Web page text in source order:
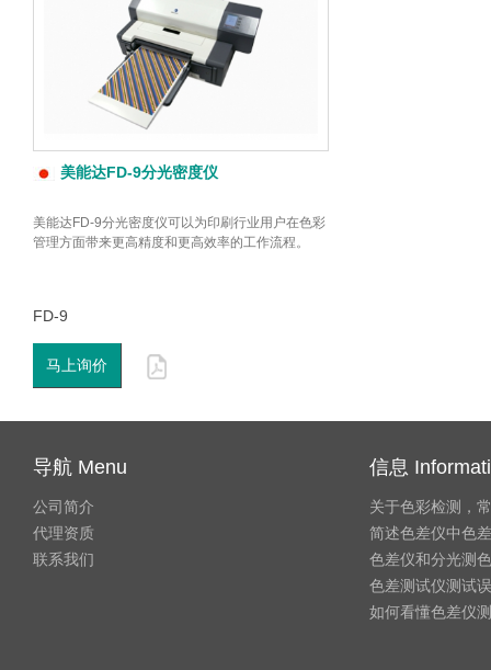
美能达FD-9分光密度仪
美能达FD-9分光密度仪可以为印刷行业用户在色彩
管理方面带来更高精度和更高效率的工作流程。
FD-9
马上询价
导航 Menu
公司简介
代理资质
联系我们
信息
关于色彩检测，
简述色差仪中色
色差仪和分光测
色差测试仪测试
如何看懂色差仪